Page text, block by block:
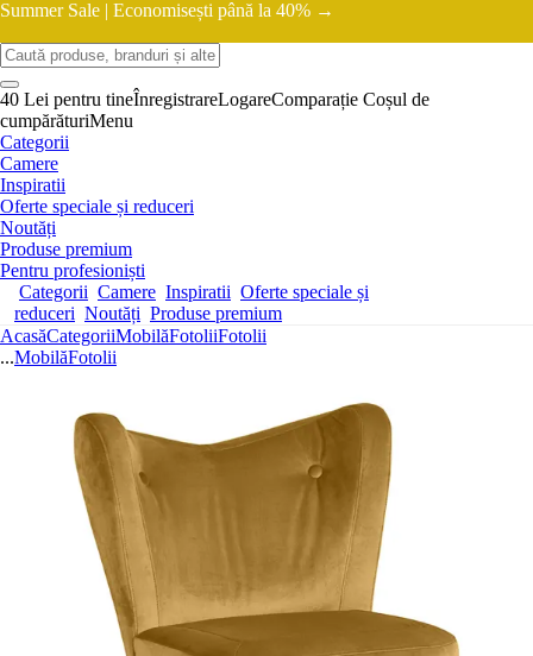
Summer Sale | Economisești până la 40% →
40 Lei pentru tineÎnregistrareLogareComparație Coșul de
cumpărăturiMenu
Categorii
Camere
Inspiratii
Oferte speciale și reduceri
Noutăți
Produse premium
Pentru profesioniști
Categorii Camere Inspiratii Oferte speciale și
reduceri Noutăți Produse premium
AcasăCategoriiMobilăFotoliiFotolii
...MobilăFotolii